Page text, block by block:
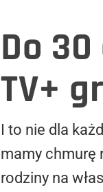
Do
TV+
I to nie dla
mamy chmurę
rodziny na